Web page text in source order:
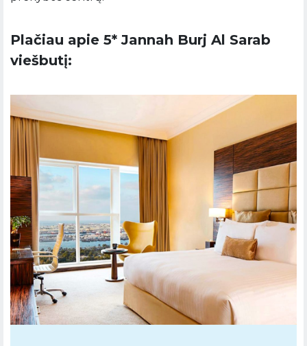
Plačiau apie 5* Jannah Burj Al Sarab
viešbutį: